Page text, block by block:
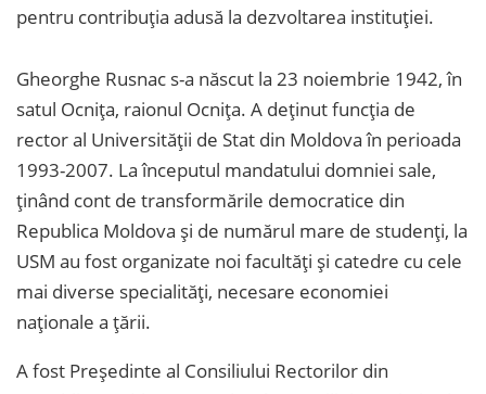
pentru contribuția adusă la dezvoltarea instituției.
Gheorghe Rusnac s-a născut la 23 noiembrie 1942, în
satul Ocnița, raionul Ocnița. A deținut funcția de
rector al Universității de Stat din Moldova în perioada
1993-2007. La începutul mandatului domniei sale,
ținând cont de transformările democratice din
Republica Moldova și de numărul mare de studenți, la
USM au fost organizate noi facultăți și catedre cu cele
mai diverse specialități, necesare economiei
naționale a țării.
A fost Președinte al Consiliului Rectorilor din